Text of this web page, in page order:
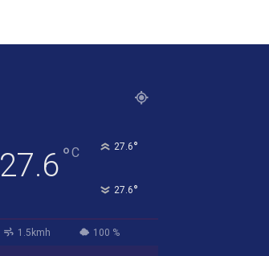
27.6°C 27.6°
27.6°
1.5kmh 100 %